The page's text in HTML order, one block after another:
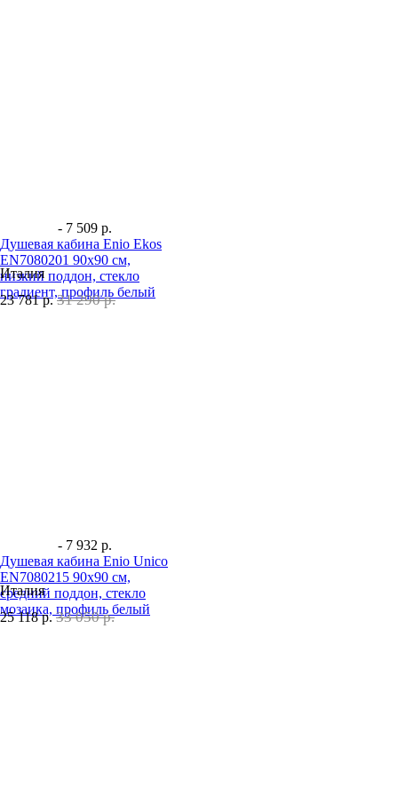
- 7 509 р.
Душевая кабина Enio Ekos
EN7080201 90х90 см,
низкий поддон, стекло
градиент, профиль белый
Италия
23 781 р. 31 290 р.
- 7 932 р.
Душевая кабина Enio Unico
EN7080215 90х90 см,
средний поддон, стекло
мозаика, профиль белый
Италия
25 118 р. 33 050 р.